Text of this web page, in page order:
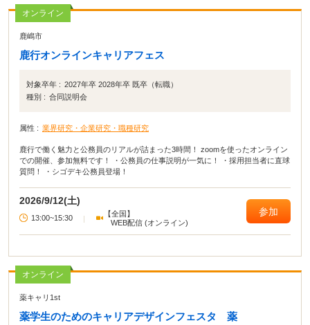
オンライン
鹿嶋市
鹿行オンラインキャリアフェス
対象卒年 : 2027年卒 2028年卒 既卒（転職）
種別 : 合同説明会
属性 : 業界研究・企業研究・職種研究
鹿行で働く魅力と公務員のリアルが詰まった3時間！ zoomを使ったオンライン
での開催、参加無料です！ ・公務員の仕事説明が一気に！ ・採用担当者に直球
質問！ ・シゴデキ公務員登場！
2026/9/12(土)
13:00~15:30 |
【全国】
WEB配信 (オンライン)
参加
オンライン
薬キャリ1st
薬学生のためのキャリアデザインフェスタ 薬